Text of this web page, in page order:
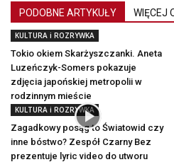
PODOBNE ARTYKUŁY WIĘCEJ
KULTURA i ROZRYWKA
Tokio okiem Skarżyszczanki. Aneta
Luzeńczyk-Somers pokazuje
zdjęcia japońskiej metropolii w
rodzinnym mieście
KULTURA i ROZRYWKA
Zagadkowy posąg to Światowid czy
inne bóstwo? Zespół Czarny Bez
prezentuje lyric video do utworu